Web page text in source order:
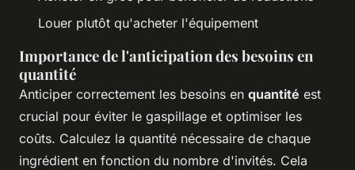
Louer plutôt qu'acheter l'équipement
Importance de l'anticipation des besoins en
quantité
Anticiper correctement les besoins en quantité est
crucial pour éviter le gaspillage et optimiser les
coûts. Calculez la quantité nécessaire de chaque
ingrédient en fonction du nombre d'invités. Cela